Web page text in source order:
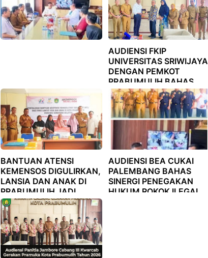
AUDIENSI FKIP
UNIVERSITAS SRIWIJAYA
DENGAN PEMKOT
PRABUMULIH BAHAS
KERJA SAMA BIDANG
PENDIDIKAN
BANTUAN ATENSI
KEMENSOS DIGULIRKAN,
LANSIA DAN ANAK DI
PRABUMULIH JADI
PRIORITAS
AUDIENSI BEA CUKAI
PALEMBANG BAHAS
SINERGI PENEGAKAN
HUKUM ROKOK ILEGAL